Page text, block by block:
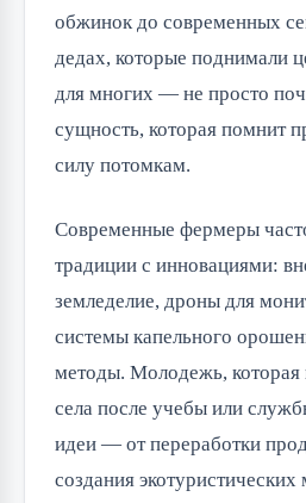
обжинок до современных
дедах, которые поднимали
для многих — не просто
сущность, которая помнит
силу потомкам.
Современные фермеры
традиции с инновациями:
земледелие, дроны для
системы капельного
методы. Молодежь, которая
села после учебы или
идеи — от переработки
создания